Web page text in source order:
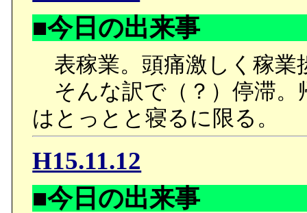
■今日の出来事
表稼業。頭痛激しく稼業
そんな訳で（？）停滞。
はとっとと寝るに限る。
H15.11.12
■今日の出来事